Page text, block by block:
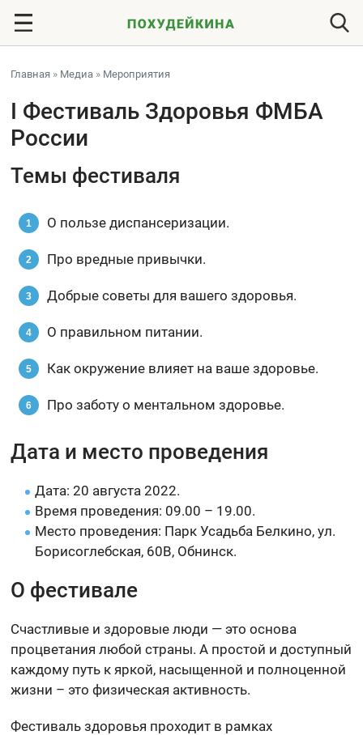
Главная » Медиа » Мероприятия
I Фестиваль Здоровья ФМБА
России
Темы фестиваля
О пользе диспансеризации.
Про вредные привычки.
Добрые советы для вашего здоровья.
О правильном питании.
Как окружение влияет на ваше здоровье.
Про заботу о ментальном здоровье.
Дата и место проведения
Дата: 20 августа 2022.
Время проведения: 09.00 – 19.00.
Место проведения: Парк Усадьба Белкино, ул.
Борисоглебская, 60В, Обнинск.
О фестивале
Счастливые и здоровые люди — это основа
процветания любой страны. А простой и доступный
каждому путь к яркой, насыщенной и полноценной
жизни – это физическая активность.
Фестиваль здоровья проходит в рамках